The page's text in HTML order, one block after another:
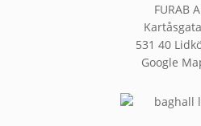
FURAB
531 40
Google